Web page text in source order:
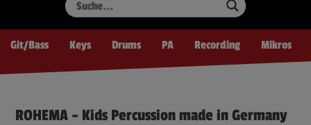
Git/Bass Keys Drums PA Recording Mikros
ROHEMA – Kids Percussion made in Germany